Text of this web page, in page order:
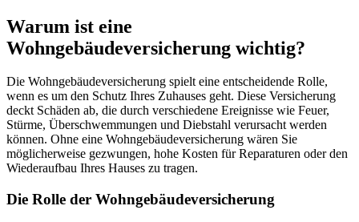
Warum ist eine
Wohngebäudeversicherung wichtig?
Die Wohngebäudeversicherung spielt eine entscheidende Rolle,
wenn es um den Schutz Ihres Zuhauses geht. Diese Versicherung
deckt Schäden ab, die durch verschiedene Ereignisse wie Feuer,
Stürme, Überschwemmungen und Diebstahl verursacht werden
können. Ohne eine Wohngebäudeversicherung wären Sie
möglicherweise gezwungen, hohe Kosten für Reparaturen oder den
Wiederaufbau Ihres Hauses zu tragen.
Die Rolle der Wohngebäudeversicherung